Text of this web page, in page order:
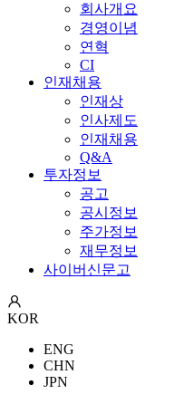
회사개요
경영이념
연혁
CI
인재채용
인재상
인사제도
인재채용
Q&A
투자정보
공고
공시정보
주가정보
재무정보
사이버신문고
KOR
ENG
CHN
JPN